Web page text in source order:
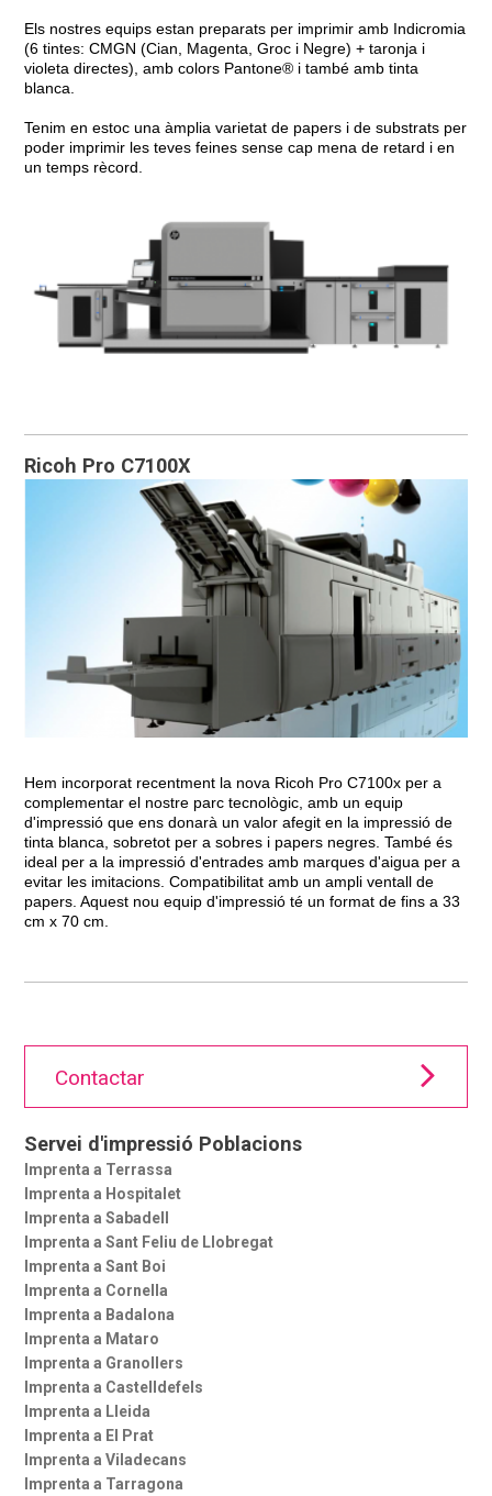
Els nostres equips estan preparats per imprimir amb Indicromia
(6 tintes: CMGN (Cian, Magenta, Groc i Negre) + taronja i
violeta directes), amb colors Pantone® i també amb tinta
blanca.
Tenim en estoc una àmplia varietat de papers i de substrats per
poder imprimir les teves feines sense cap mena de retard i en
un temps rècord.
Ricoh Pro C7100X
Hem incorporat recentment la nova Ricoh Pro C7100x per a
complementar el nostre parc tecnològic, amb un equip
d'impressió que ens donarà un valor afegit en la impressió de
tinta blanca, sobretot per a sobres i papers negres. També és
ideal per a la impressió d'entrades amb marques d'aigua per a
evitar les imitacions. Compatibilitat amb un ampli ventall de
papers. Aquest nou equip d'impressió té un format de fins a 33
cm x 70 cm.
Contactar
Servei d'impressió Poblacions
Imprenta a Terrassa
Imprenta a Hospitalet
Imprenta a Sabadell
Imprenta a Sant Feliu de Llobregat
Imprenta a Sant Boi
Imprenta a Cornella
Imprenta a Badalona
Imprenta a Mataro
Imprenta a Granollers
Imprenta a Castelldefels
Imprenta a Lleida
Imprenta a El Prat
Imprenta a Viladecans
Imprenta a Tarragona